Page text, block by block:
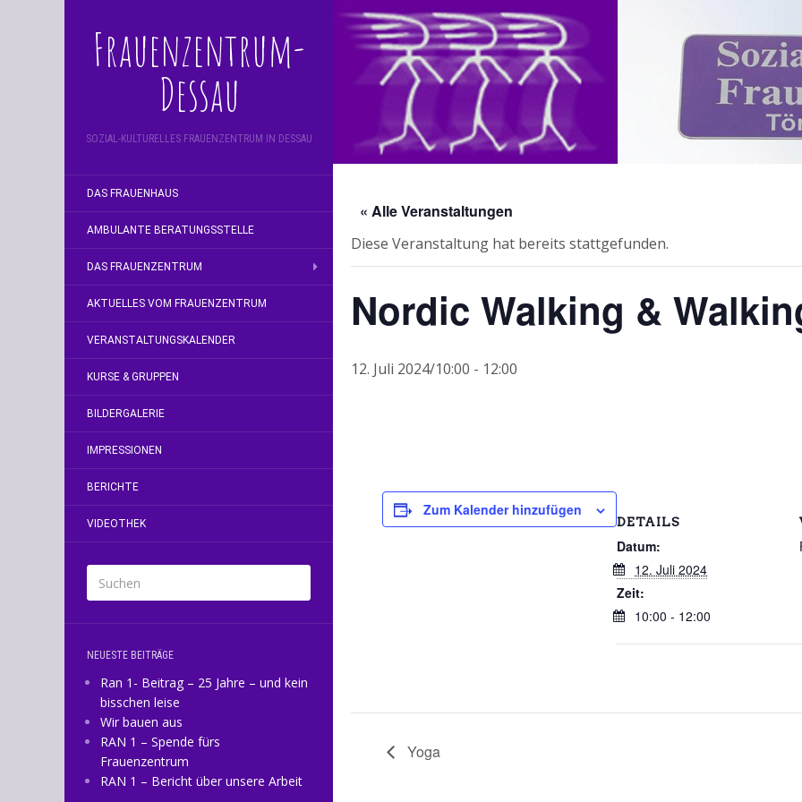
Frauenzentrum-
Dessau
SOZIAL-KULTURELLES FRAUENZENTRUM IN DESSAU
DAS FRAUENHAUS
AMBULANTE BERATUNGSSTELLE
DAS FRAUENZENTRUM
AKTUELLES VOM FRAUENZENTRUM
VERANSTALTUNGSKALENDER
KURSE & GRUPPEN
BILDERGALERIE
IMPRESSIONEN
BERICHTE
VIDEOTHEK
NEUESTE BEITRÄGE
Ran 1- Beitrag – 25 Jahre – und kein
bisschen leise
Wir bauen aus
RAN 1 – Spende fürs
Frauenzentrum
RAN 1 – Bericht über unsere Arbeit
« Alle Veranstaltungen
Diese Veranstaltung hat bereits stattgefunden.
Nordic Walking &
12. Juli 2024/10:00 - 12:00
Zum Kalender hinzufügen
DETAILS
Datum:
12. Juli 2024
Zeit:
10:00 - 12:00
Yoga